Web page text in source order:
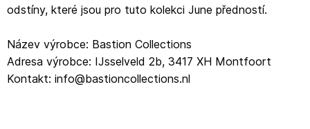
odstíny, které jsou pro tuto kolekci June předností.
Název výrobce: Bastion Collections
Adresa výrobce: IJsselveld 2b, 3417 XH Montfoort
Kontakt: info@bastioncollections.nl